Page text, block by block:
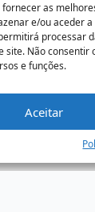
fornecer as
e/ou aceder
processar
site. Não
e funções.
Aceitar